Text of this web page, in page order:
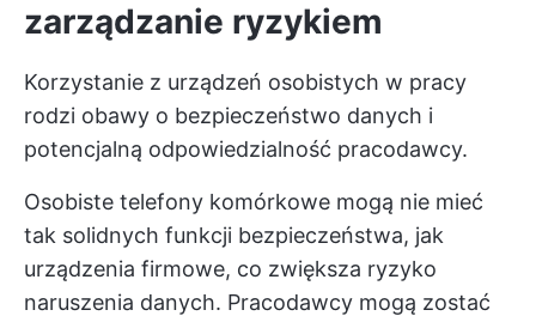
zarządzanie ryzykiem
Korzystanie z urządzeń osobistych w pracy
rodzi obawy o bezpieczeństwo danych i
potencjalną odpowiedzialność pracodawcy.
Osobiste telefony komórkowe mogą nie mieć
tak solidnych funkcji bezpieczeństwa, jak
urządzenia firmowe, co zwiększa ryzyko
naruszenia danych. Pracodawcy mogą zostać